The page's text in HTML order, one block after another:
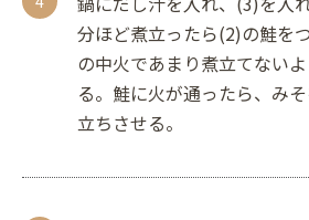
分ほど煮立ったら(2)の鮭を
の中火であまり煮立てない
る。鮭に火が通ったら、み
立ちさせる。